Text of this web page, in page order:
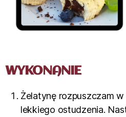
WYKONANIE
Żelatynę rozpuszczam
lekkiego ostudzenia.